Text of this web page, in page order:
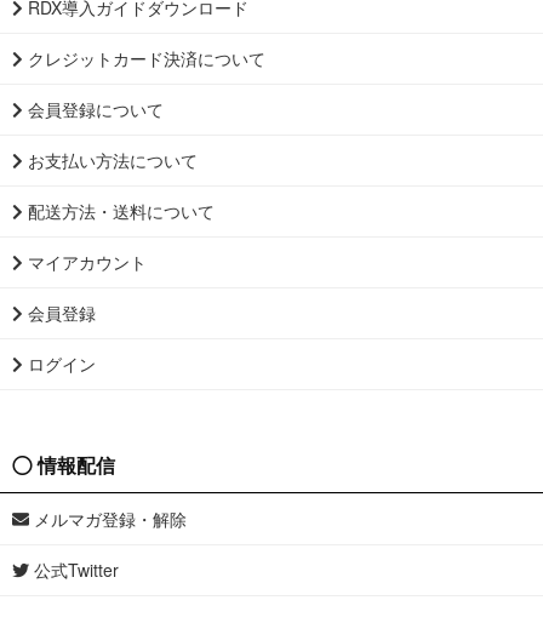
RDX導入ガイドダウンロード
クレジットカード決済について
会員登録について
お支払い方法について
配送方法・送料について
マイアカウント
会員登録
ログイン
情報配信
メルマガ登録・解除
公式Twitter